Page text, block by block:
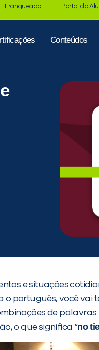
Franqueado Portal do
Conteúdos
e situações
português, você vai
de palavras
o que significa “no